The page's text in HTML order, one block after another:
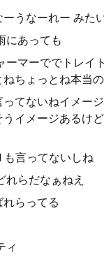
うなーれー みた
にあっても
ーマーででトレイ
ちょっとね本当
てないねイメー
イメージあるけ
も言ってないしね
れらだなぁねえ
らってる
ィ